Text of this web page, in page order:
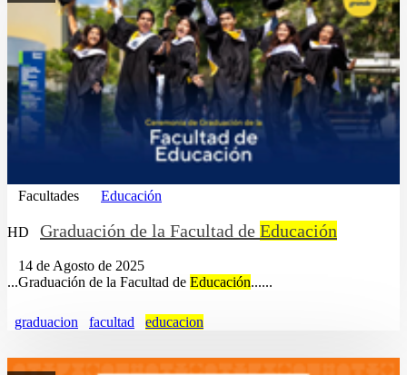
Facultades Educación
HD Graduación de la Facultad de Educación
14 de Agosto de 2025
...Graduación de la Facultad de Educación......
graduacion facultad educacion